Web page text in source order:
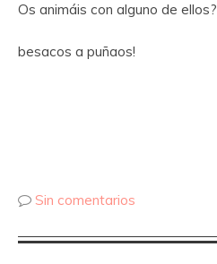
Os animáis con alguno de ellos?
besacos a puñaos!
Sin comentarios